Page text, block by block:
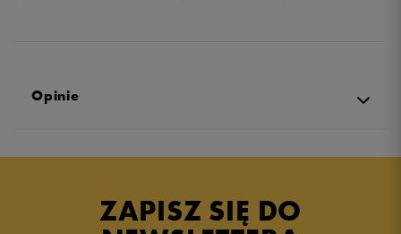
Opinie
ZAPISZ SIĘ DO